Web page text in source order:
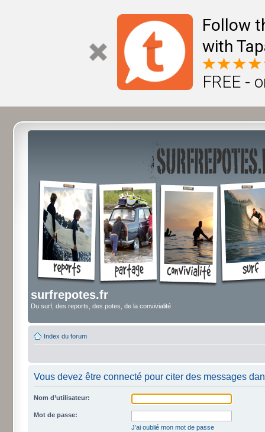
Follow
with
FREE -
surfrepotes.fr
Du surf, des reports, des potes, de la convivialité
Index du forum
Vous devez être connecté pour citer des messages
Nom d’utilisateur:
Mot de passe:
J’ai oublié mon mot de passe